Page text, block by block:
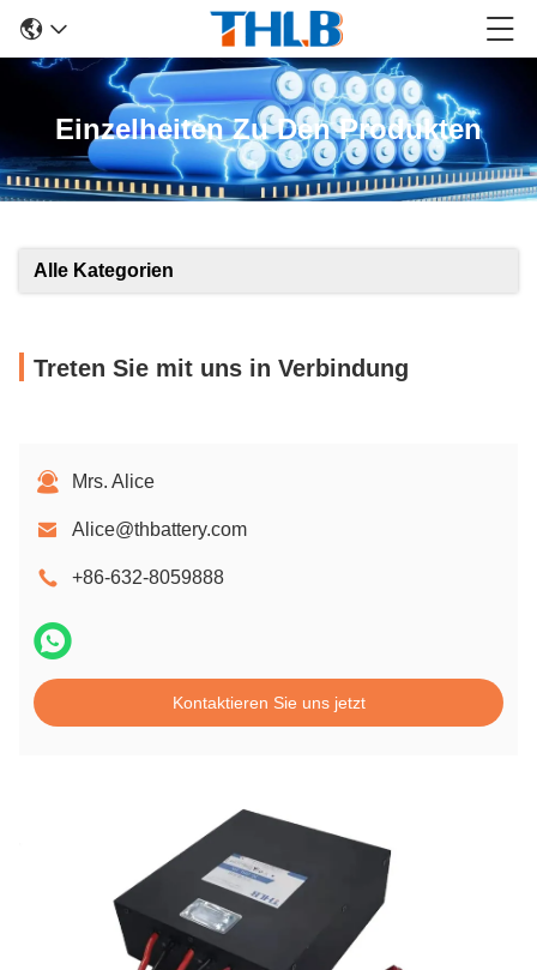
Einzelheiten Zu Den Produkten
Alle Kategorien
Treten Sie mit uns in Verbindung
Mrs. Alice
Alice@thbattery.com
+86-632-8059888
Kontaktieren Sie uns jetzt